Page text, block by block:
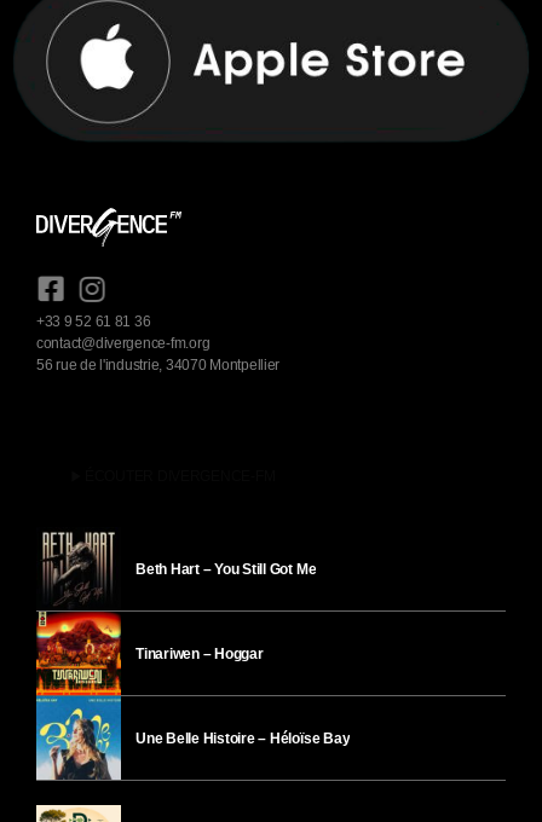
+33 9 52 61 81 36
contact@divergence-fm.org
56 rue de l'industrie, 34070 Montpellier
Beth Hart – You Still Got Me
Tinariwen – Hoggar
Une Belle Histoire – Héloïse Bay